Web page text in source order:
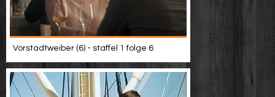
Vorstadtweiber (6) - staffel 1 folge 6